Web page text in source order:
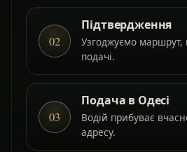
02
Підтвердження
Узгоджуємо маршрут,
подачі.
03
Подача в Одесі
Водій прибуває
адресу.